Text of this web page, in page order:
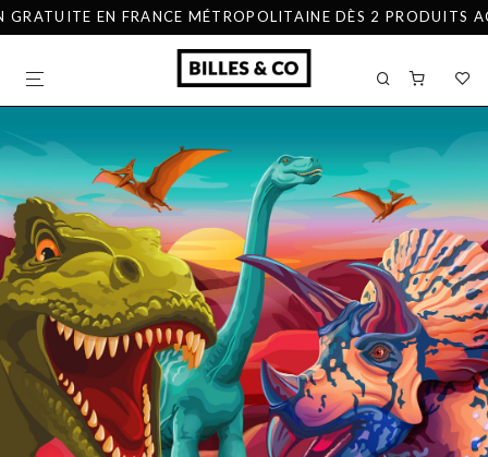
EN FRANCE MÉTROPOLITAINE DÈS 2 PRODUITS